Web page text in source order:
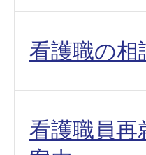
看護職の
看護職員再